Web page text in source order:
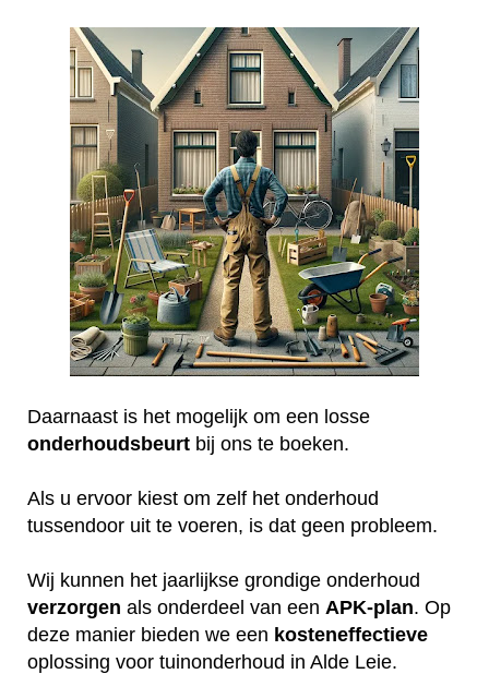
Daarnaast is het mogelijk om een losse
onderhoudsbeurt bij ons te boeken.
Als u ervoor kiest om zelf het onderhoud
tussendoor uit te voeren, is dat geen probleem.
Wij kunnen het jaarlijkse grondige onderhoud
verzorgen als onderdeel van een APK-plan. Op
deze manier bieden we een kosteneffectieve
oplossing voor tuinonderhoud in Alde Leie.